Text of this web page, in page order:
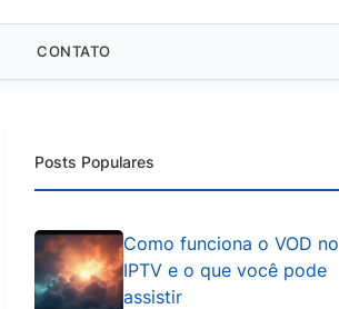
CONTATO
Posts Populares
Como funciona o VOD no
IPTV e o que você pode
assistir